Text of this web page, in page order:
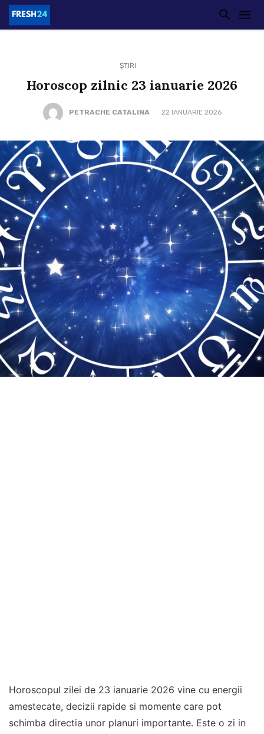
ȘTIRI
Horoscop zilnic 23 ianuarie 2026
PETRACHE CATALINA 22 IANUARIE 2026
Horoscopul zilei de 23 ianuarie 2026 vine cu energii
amestecate, decizii rapide si momente care pot
schimba directia unor planuri importante. Este o zi in